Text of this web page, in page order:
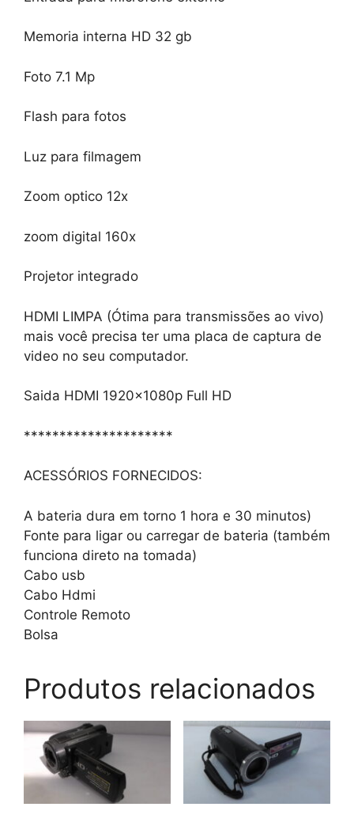
Memoria interna HD 32 gb
Foto 7.1 Mp
Flash para fotos
Luz para filmagem
Zoom optico 12x
zoom digital 160x
Projetor integrado
HDMI LIMPA (Ótima para transmissões ao vivo)
mais você precisa ter uma placa de captura de
video no seu computador.
Saida HDMI 1920x1080p Full HD
*********************
ACESSÓRIOS FORNECIDOS:
A bateria dura em torno 1 hora e 30 minutos)
Fonte para ligar ou carregar de bateria (também
funciona direto na tomada)
Cabo usb
Cabo Hdmi
Controle Remoto
Bolsa
Produtos relacionados